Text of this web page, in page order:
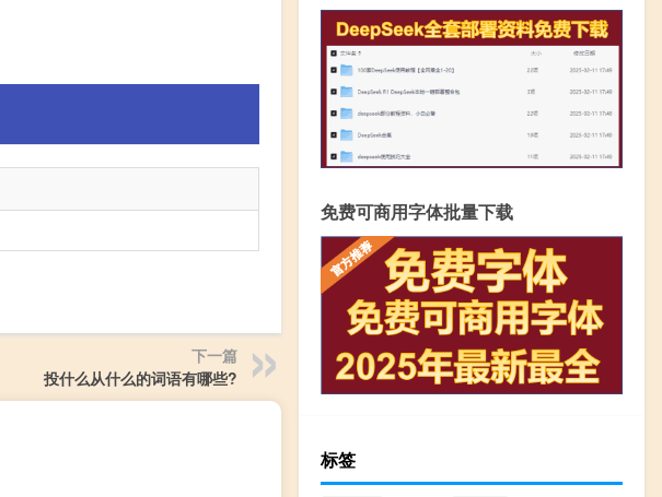
下一篇
投什么从什么的词语有哪些?
免费可商用字体批量下载
标签